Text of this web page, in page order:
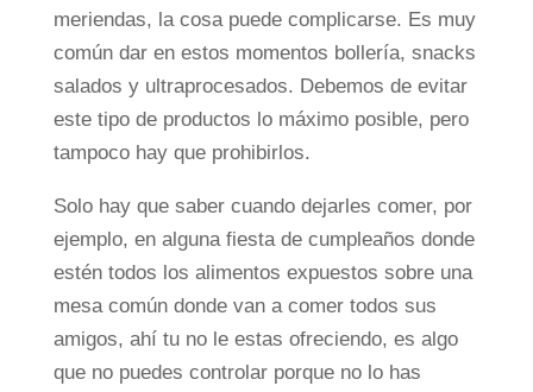
meriendas, la cosa puede complicarse. Es muy
común dar en estos momentos bollería, snacks
salados y ultraprocesados. Debemos de evitar
este tipo de productos lo máximo posible, pero
tampoco hay que prohibirlos.
Solo hay que saber cuando dejarles comer, por
ejemplo, en alguna fiesta de cumpleaños donde
estén todos los alimentos expuestos sobre una
mesa común donde van a comer todos sus
amigos, ahí tu no le estas ofreciendo, es algo
que no puedes controlar porque no lo has